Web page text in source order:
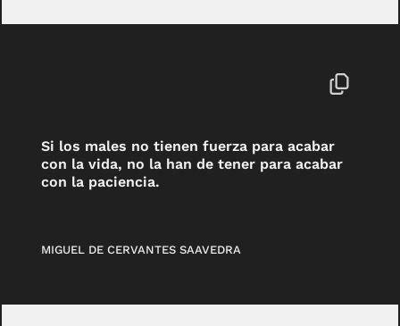
Si los males no tienen fuerza para acabar
con la vida, no la han de tener para acabar
con la paciencia.
MIGUEL DE CERVANTES SAAVEDRA